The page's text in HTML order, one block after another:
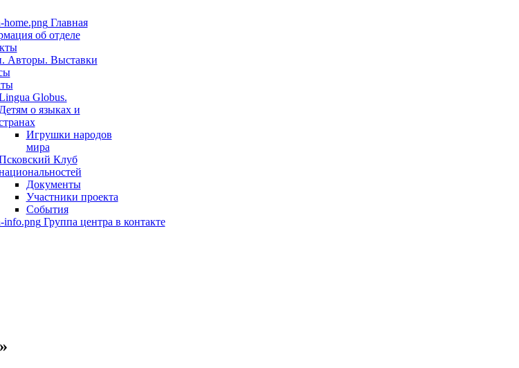
Главная
об отделе
Авторы. Выставки
Globus.
Детям о языках и
Игрушки народов
мира
Клуб
Документы
Участники проекта
События
Группа центра в контакте